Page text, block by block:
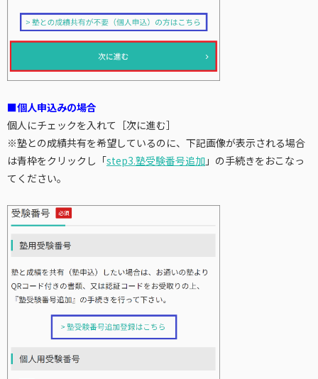
■個人申込みの場合
個人にチェックを入れて［次に進む］
※塾との成績共有を希望しているのに、下記画像が表示される場合
は青枠をクリックし「step3.塾受験番号追加 」の手続きをおこなっ
てください。